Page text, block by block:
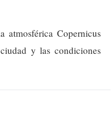
atmosférica Copernicus
y las condiciones